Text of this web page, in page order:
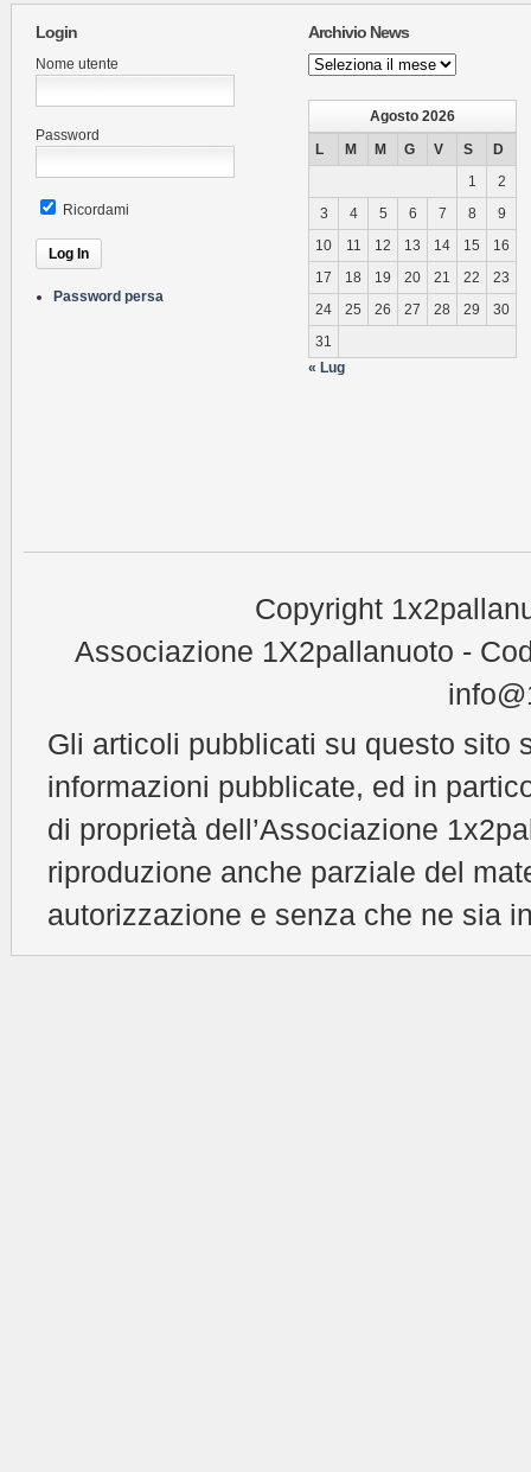
Login
Nome utente
Password
Ricordami
Password persa
Archivio News
Archivio
News
Agosto 2026
L
M M G V S
D
1
2
3
4 5 6 7 8
9
10
11 12 13 14 15
16
17
18 19 20 21 22
23
24
25 26 27 28 29
30
31
« Lug
Copyright
Associazione 1X2pallanuoto -
Gli articoli pubblicati su questo sito
informazioni pubblicate, ed in
di proprietà dell’Associazione
riproduzione anche parziale del
autorizzazione e senza che ne sia